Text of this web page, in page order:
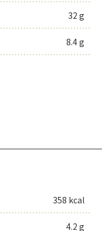
32 g
8.4 g
358 kcal
4.2 g